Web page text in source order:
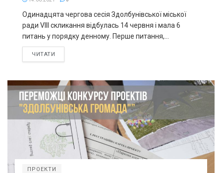
Одинадцята чергова сесія Здолбунівської міської
ради VIII скликання відбулась 14 червня і мала 6
питань у порядку денному. Перше питання,...
ЧИТАТИ
ПРОЕКТИ